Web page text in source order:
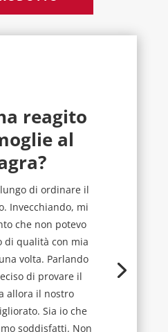
reagito
al
di ordinare il
Invecchiando, mi
che non potevo
di qualità con mia
volta. Parlando
di provare il
allora il nostro
Sia io che
soddisfatti. Non